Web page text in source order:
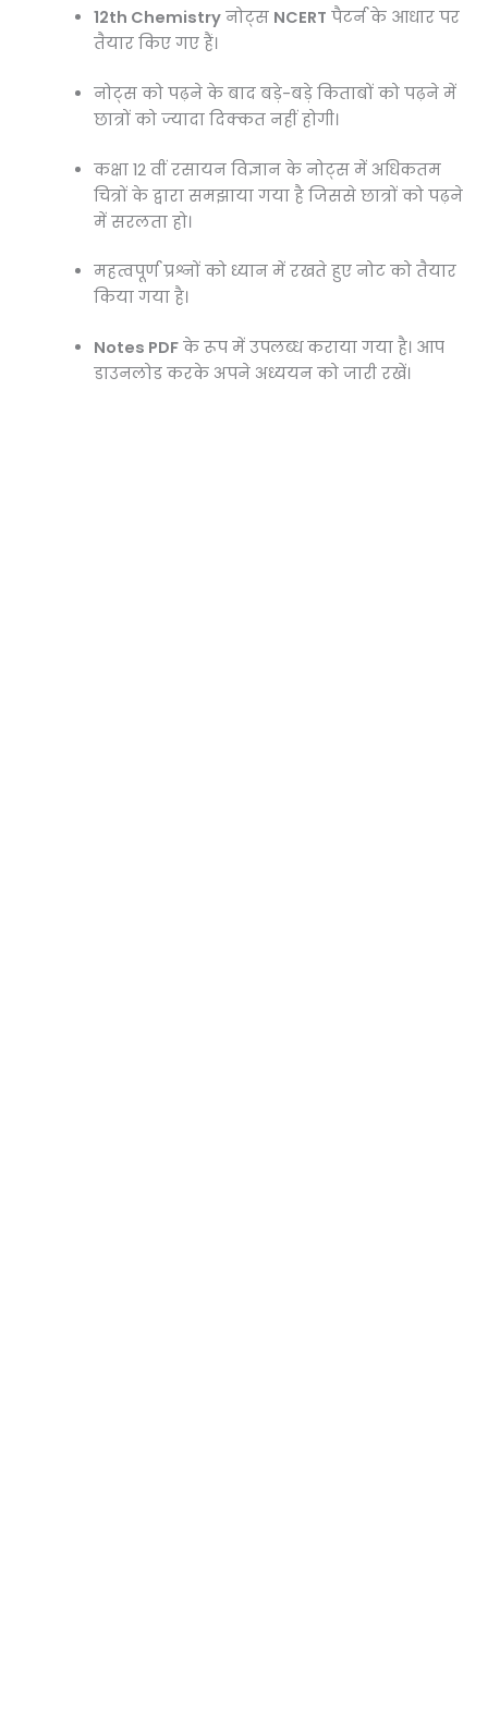
12th Chemistry नोट्स NCERT पैटर्न के आधार पर
तैयार किए गए हैं।
नोट्स को पढ़ने के बाद बड़े-बड़े किताबों को पढ़ने में
छात्रों को ज्यादा दिक्कत नहीं होगी।
कक्षा 12 वीं रसायन विज्ञान के नोट्स में अधिकतम
चित्रों के द्वारा समझाया गया है जिससे छात्रों को पढ़ने
में सरलता हो।
महत्वपूर्ण प्रश्नों को ध्यान में रखते हुए नोट को तैयार
किया गया है।
Notes PDF के रूप में उपलब्ध कराया गया है। आप
डाउनलोड करके अपने अध्ययन को जारी रखें।